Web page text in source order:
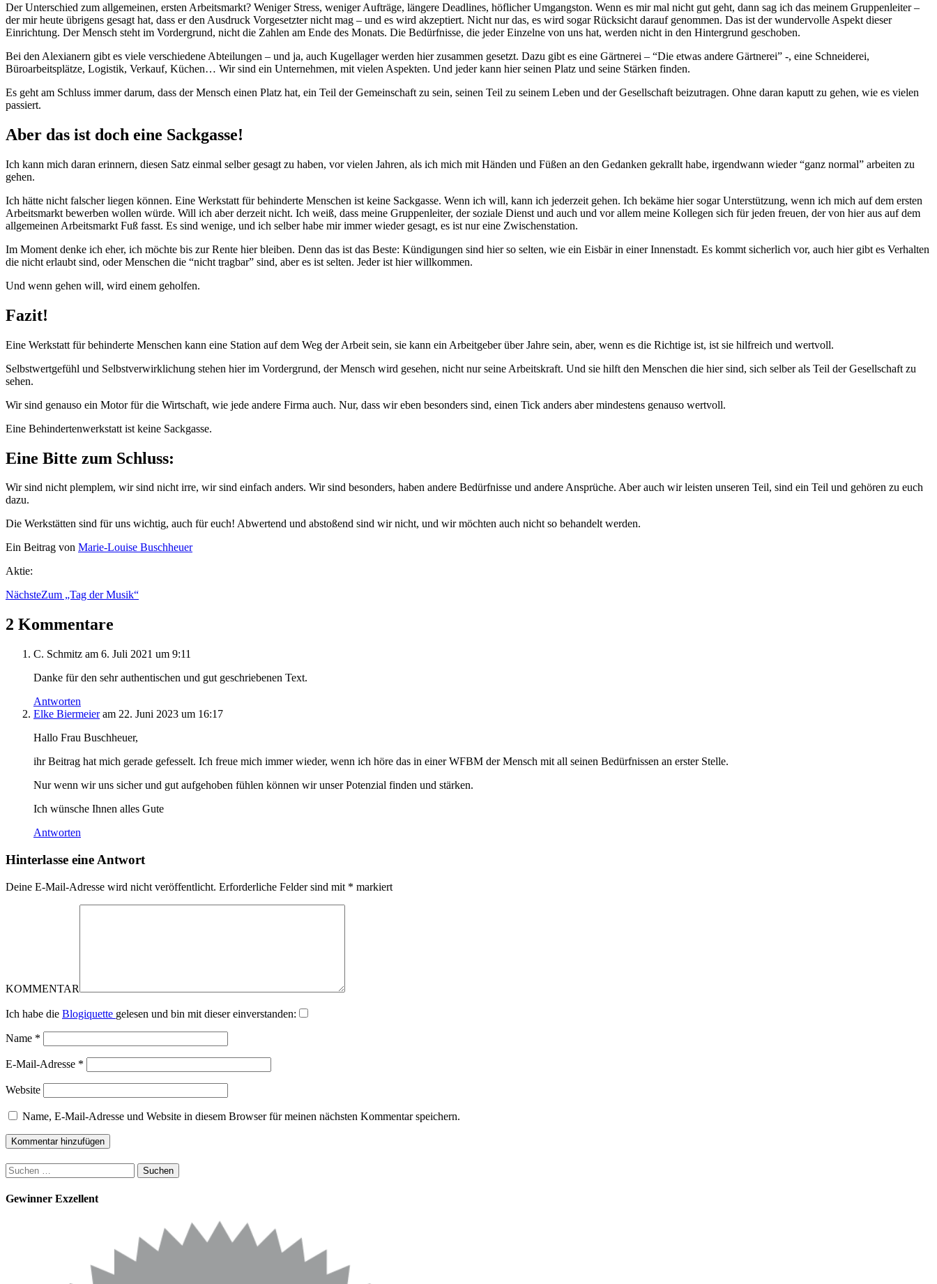
Der Unterschied zum allgemeinen, ersten Arbeitsmarkt? Weniger Stress, weniger Aufträge, längere Deadlines, höflicher Umgangston. Wenn es mir mal nicht gut geht, dann sag ich das meinem Gruppenleiter –
der mir heute übrigens gesagt hat, dass er den Ausdruck Vorgesetzter nicht mag – und es wird akzeptiert. Nicht nur das, es wird sogar Rücksicht darauf genommen. Das ist der wundervolle Aspekt dieser
Einrichtung. Der Mensch steht im Vordergrund, nicht die Zahlen am Ende des Monats. Die Bedürfnisse, die jeder Einzelne von uns hat, werden nicht in den Hintergrund geschoben.
Bei den Alexianern gibt es viele verschiedene Abteilungen – und ja, auch Kugellager werden hier zusammen gesetzt. Dazu gibt es eine Gärtnerei – “Die etwas andere Gärtnerei” -, eine Schneiderei,
Büroarbeitsplätze, Logistik, Verkauf, Küchen… Wir sind ein Unternehmen, mit vielen Aspekten. Und jeder kann hier seinen Platz und seine Stärken finden.
Es geht am Schluss immer darum, dass der Mensch einen Platz hat, ein Teil der Gemeinschaft zu sein, seinen Teil zu seinem Leben und der Gesellschaft beizutragen. Ohne daran kaputt zu gehen, wie es vielen
passiert.
Aber das ist doch eine Sackgasse!
Ich kann mich daran erinnern, diesen Satz einmal selber gesagt zu haben, vor vielen Jahren, als ich mich mit Händen und Füßen an den Gedanken gekrallt habe, irgendwann wieder “ganz normal” arbeiten zu
gehen.
Ich hätte nicht falscher liegen können. Eine Werkstatt für behinderte Menschen ist keine Sackgasse. Wenn ich will, kann ich jederzeit gehen. Ich bekäme hier sogar Unterstützung, wenn ich mich auf dem ersten
Arbeitsmarkt bewerben wollen würde. Will ich aber derzeit nicht. Ich weiß, dass meine Gruppenleiter, der soziale Dienst und auch und vor allem meine Kollegen sich für jeden freuen, der von hier aus auf dem
allgemeinen Arbeitsmarkt Fuß fasst. Es sind wenige, und ich selber habe mir immer wieder gesagt, es ist nur eine Zwischenstation.
Im Moment denke ich eher, ich möchte bis zur Rente hier bleiben. Denn das ist das Beste: Kündigungen sind hier so selten, wie ein Eisbär in einer Innenstadt. Es kommt sicherlich vor, auch hier gibt es Verhalten
die nicht erlaubt sind, oder Menschen die “nicht tragbar” sind, aber es ist selten. Jeder ist hier willkommen.
Und wenn gehen will, wird einem geholfen.
Fazit!
Eine Werkstatt für behinderte Menschen kann eine Station auf dem Weg der Arbeit sein, sie kann ein Arbeitgeber über Jahre sein, aber, wenn es die Richtige ist, ist sie hilfreich und wertvoll.
Selbstwertgefühl und Selbstverwirklichung stehen hier im Vordergrund, der Mensch wird gesehen, nicht nur seine Arbeitskraft. Und sie hilft den Menschen die hier sind, sich selber als Teil der Gesellschaft zu
sehen.
Wir sind genauso ein Motor für die Wirtschaft, wie jede andere Firma auch. Nur, dass wir eben besonders sind, einen Tick anders aber mindestens genauso wertvoll.
Eine Behindertenwerkstatt ist keine Sackgasse.
Eine Bitte zum Schluss:
Wir sind nicht plemplem, wir sind nicht irre, wir sind einfach anders. Wir sind besonders, haben andere Bedürfnisse und andere Ansprüche. Aber auch wir leisten unseren Teil, sind ein Teil und gehören zu euch
dazu.
Die Werkstätten sind für uns wichtig, auch für euch! Abwertend und abstoßend sind wir nicht, und wir möchten auch nicht so behandelt werden.
Ein Beitrag von Marie-Louise Buschheuer
Aktie:
NächsteZum „Tag der Musik“
2 Kommentare
C. Schmitz am 6. Juli 2021 um 9:11
Danke für den sehr authentischen und gut geschriebenen Text.
Antworten
Elke Biermeier am 22. Juni 2023 um 16:17
Hallo Frau Buschheuer,
ihr Beitrag hat mich gerade gefesselt. Ich freue mich immer wieder, wenn ich höre das in einer WFBM der Mensch mit all seinen Bedürfnissen an erster Stelle.
Nur wenn wir uns sicher und gut aufgehoben fühlen können wir unser Potenzial finden und stärken.
Ich wünsche Ihnen alles Gute
Antworten
Hinterlasse eine Antwort
Deine E-Mail-Adresse wird nicht veröffentlicht. Erforderliche Felder sind mit * markiert
KOMMENTAR
Ich habe die Blogiquette gelesen und bin mit dieser einverstanden:
Name *
E-Mail-Adresse *
Website
Name, E-Mail-Adresse und Website in diesem Browser für meinen nächsten Kommentar speichern.
Suchen
nach:
Gewinner Exzellent